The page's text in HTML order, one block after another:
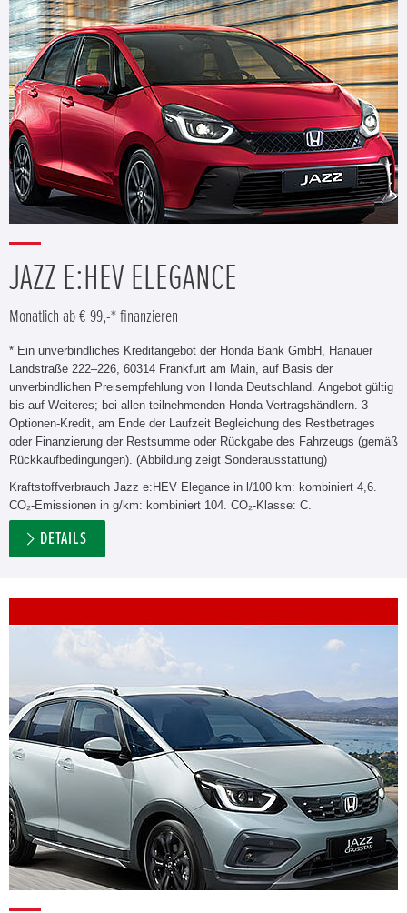
JAZZ E:HEV ELEGANCE
Monatlich ab € 99,-* finanzieren
* Ein unverbindliches Kreditangebot der Honda Bank GmbH, Hanauer
Landstraße 222–226, 60314 Frankfurt am Main, auf Basis der
unverbindlichen Preisempfehlung von Honda Deutschland. Angebot gültig
bis auf Weiteres; bei allen teilnehmenden Honda Vertragshändlern. 3-
Optionen-Kredit, am Ende der Laufzeit Begleichung des Restbetrages
oder Finanzierung der Restsumme oder Rückgabe des Fahrzeugs (gemäß
Rückkaufbedingungen). (Abbildung zeigt Sonderausstattung)
Kraftstoffverbrauch Jazz e:HEV Elegance in l/100 km: kombiniert 4,6.
CO₂-Emissionen in g/km: kombiniert 104. CO₂-Klasse: C.
DETAILS